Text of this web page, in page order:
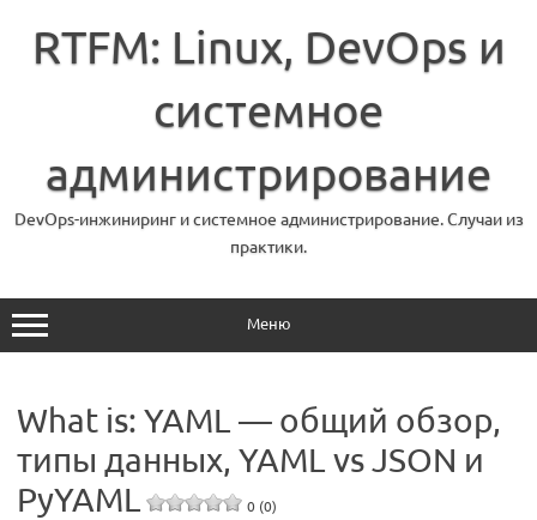
содержимому
RTFM: Linux, DevOps и
системное
администрирование
DevOps-инжиниринг и системное администрирование. Случаи из
практики.
Меню
What is: YAML — общий обзор,
типы данных, YAML vs JSON и
PyYAML
0 (0)